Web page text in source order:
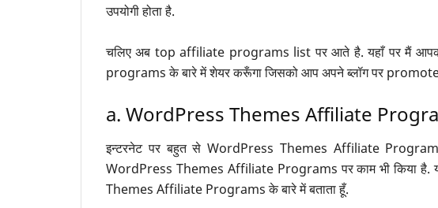
उपयोगी होता है.
चलिए अब top affiliate programs list पर आते है. यहाँ पर मैं
programs के बारे में शेयर करूँगा जिसको आप अपने ब्लॉग पर
a. WordPress Themes Affiliate
इन्टरनेट पर बहुत से WordPress Themes Affiliate
WordPress Themes Affiliate Programs पर काम भी किया
Themes Affiliate Programs के बारे में बताता हूँ.